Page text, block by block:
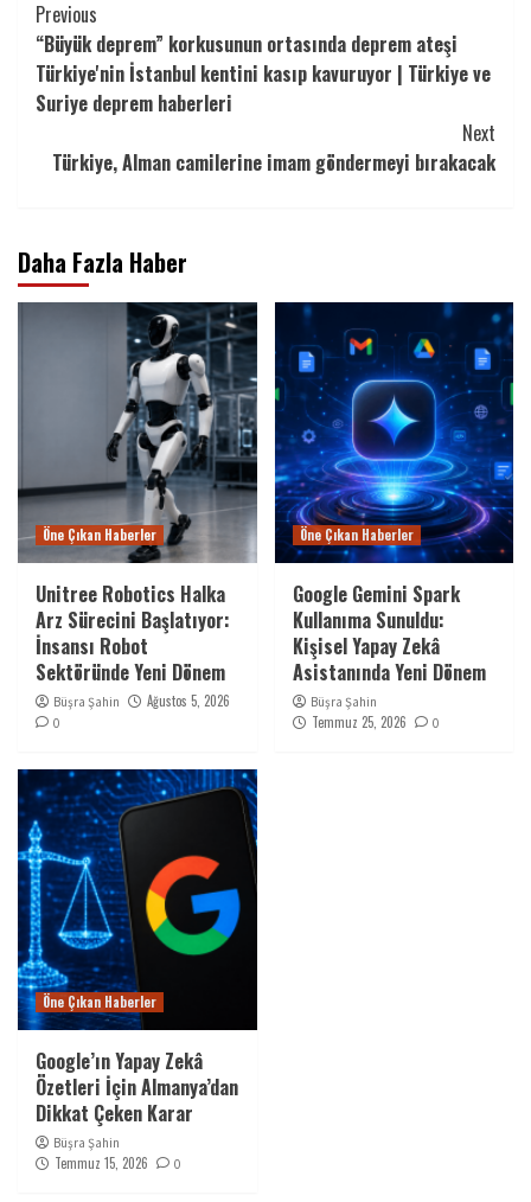
Continue
Reading
Previous
“Büyük deprem” korkusunun ortasında deprem ateşi
Türkiye'nin İstanbul kentini kasıp kavuruyor | Türkiye ve
Suriye deprem haberleri
Next
Türkiye, Alman camilerine imam göndermeyi bırakacak
Daha Fazla Haber
Öne Çıkan Haberler
Unitree Robotics Halka
Arz Sürecini Başlatıyor:
İnsansı Robot
Sektöründe Yeni Dönem
Büşra Şahin Ağustos 5, 2026
0
Öne Çıkan Haberler
Google Gemini Spark
Kullanıma Sunuldu:
Kişisel Yapay Zekâ
Asistanında Yeni Dönem
Büşra Şahin
Temmuz 25, 2026 0
Öne Çıkan Haberler
Google’ın Yapay Zekâ
Özetleri İçin Almanya’dan
Dikkat Çeken Karar
Büşra Şahin
Temmuz 15, 2026 0